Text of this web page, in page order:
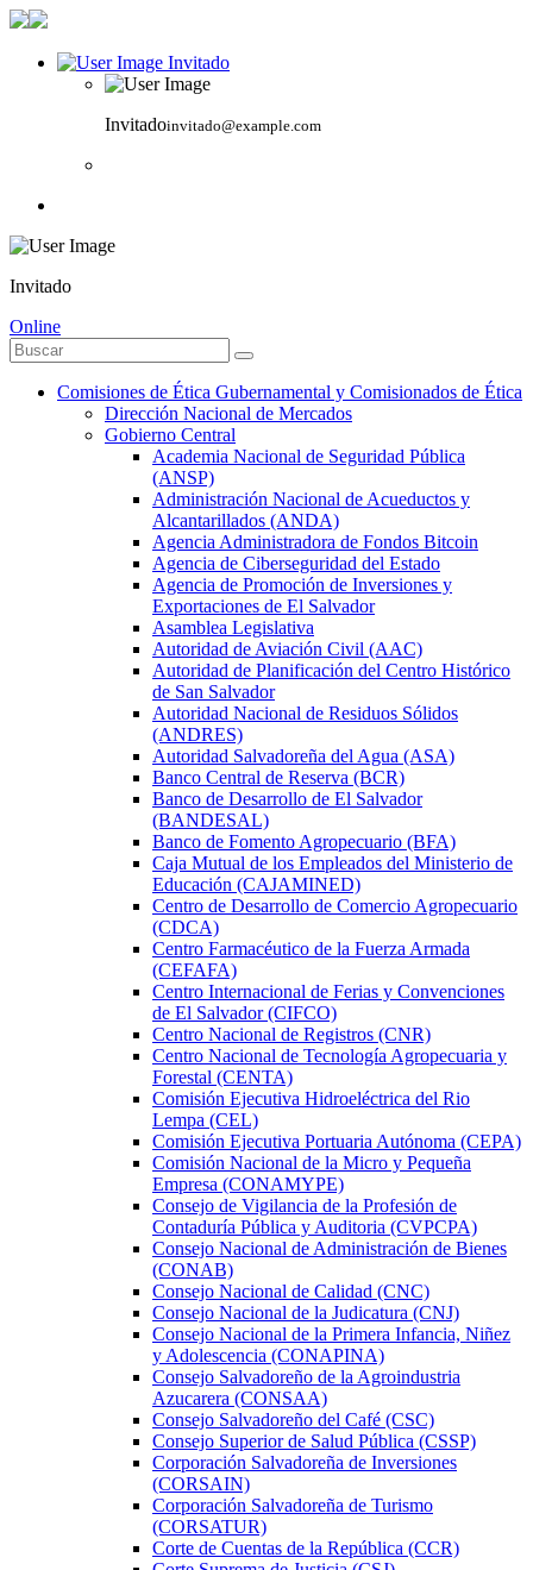
Invitado
Invitadoinvitado@example.com
Invitado
Online
Comisiones de Ética Gubernamental y Comisionados de Ética
Dirección Nacional de Mercados
Gobierno Central
Academia Nacional de Seguridad Pública
(ANSP)
Administración Nacional de Acueductos y
Alcantarillados (ANDA)
Agencia Administradora de Fondos Bitcoin
Agencia de Ciberseguridad del Estado
Agencia de Promoción de Inversiones y
Exportaciones de El Salvador
Asamblea Legislativa
Autoridad de Aviación Civil (AAC)
Autoridad de Planificación del Centro Histórico
de San Salvador
Autoridad Nacional de Residuos Sólidos
(ANDRES)
Autoridad Salvadoreña del Agua (ASA)
Banco Central de Reserva (BCR)
Banco de Desarrollo de El Salvador
(BANDESAL)
Banco de Fomento Agropecuario (BFA)
Caja Mutual de los Empleados del Ministerio de
Educación (CAJAMINED)
Centro de Desarrollo de Comercio Agropecuario
(CDCA)
Centro Farmacéutico de la Fuerza Armada
(CEFAFA)
Centro Internacional de Ferias y Convenciones
de El Salvador (CIFCO)
Centro Nacional de Registros (CNR)
Centro Nacional de Tecnología Agropecuaria y
Forestal (CENTA)
Comisión Ejecutiva Hidroeléctrica del Rio
Lempa (CEL)
Comisión Ejecutiva Portuaria Autónoma (CEPA)
Comisión Nacional de la Micro y Pequeña
Empresa (CONAMYPE)
Consejo de Vigilancia de la Profesión de
Contaduría Pública y Auditoria (CVPCPA)
Consejo Nacional de Administración de Bienes
(CONAB)
Consejo Nacional de Calidad (CNC)
Consejo Nacional de la Judicatura (CNJ)
Consejo Nacional de la Primera Infancia, Niñez
y Adolescencia (CONAPINA)
Consejo Salvadoreño de la Agroindustria
Azucarera (CONSAA)
Consejo Salvadoreño del Café (CSC)
Consejo Superior de Salud Pública (CSSP)
Corporación Salvadoreña de Inversiones
(CORSAIN)
Corporación Salvadoreña de Turismo
(CORSATUR)
Corte de Cuentas de la República (CCR)